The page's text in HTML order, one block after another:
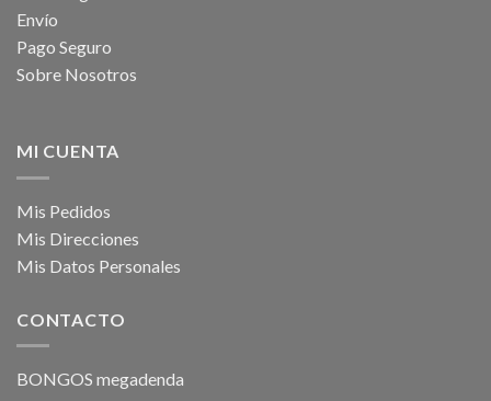
Envío
Pago Seguro
Sobre Nosotros
MI CUENTA
Mis Pedidos
Mis Direcciones
Mis Datos Personales
CONTACTO
BONGOS megadenda